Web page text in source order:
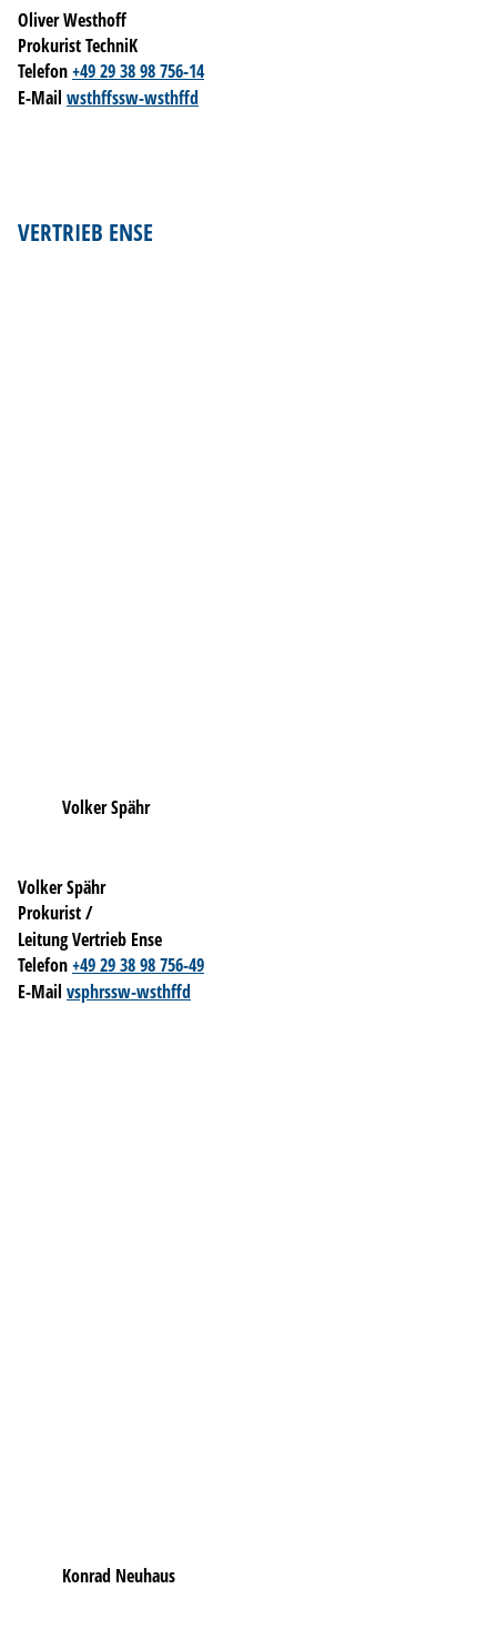
Oliver Westhoff
Prokurist TechniK
Telefon+49 29 38 98 756-14
E-Mail wsthffssw-wsthffd
VERTRIEB ENSE
Volker Spähr
Volker Spähr
Prokurist /
Leitung Vertrieb Ense
Telefon+49 29 38 98 756-49
E-Mail vsphrssw-wsthffd
Konrad Neuhaus